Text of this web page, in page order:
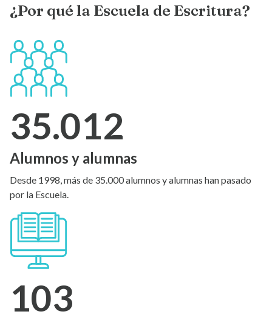
¿Por qué la Escuela de Escritura?
35.012
Alumnos y alumnas
Desde 1998, más de 35.000 alumnos y alumnas han pasado
por la Escuela.
103